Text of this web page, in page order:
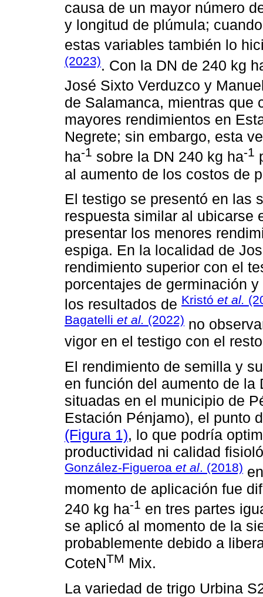
causa de un mayor número
y longitud de plúmula;
estas variables también lo
(2023). Con la DN de 240 kg
José Sixto Verduzco y
de Salamanca, mientras que
mayores rendimientos en
Negrete; sin embargo, esta
ha-1 sobre la DN 240 kg ha-1
al aumento de los costos de
El testigo se presentó en las
respuesta similar al ubicarse
presentar los menores
espiga. En la localidad de
rendimiento superior con el
porcentajes de germinación
los resultados de Kristó et al.
Bagatelli et al. (2022) no
vigor en el testigo con el
El rendimiento de semilla y
en función del aumento de
situadas en el municipio de
Estación Pénjamo), el punto
(Figura 1), lo que podría
productividad ni calidad
González-Figueroa et al . (2018)
momento de aplicación fue
240 kg ha-1 en tres partes
se aplicó al momento de la
probablemente debido a
CoteNTM Mix.
La variedad de trigo Urbina